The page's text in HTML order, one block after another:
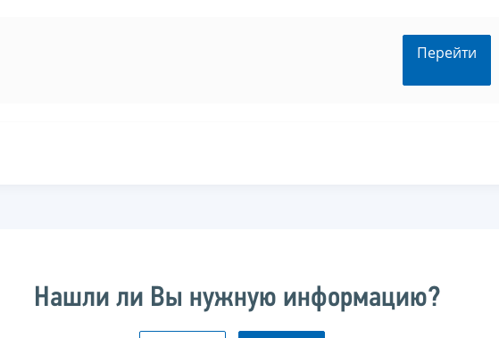
Перейти
Нашли ли Вы нужную информацию?